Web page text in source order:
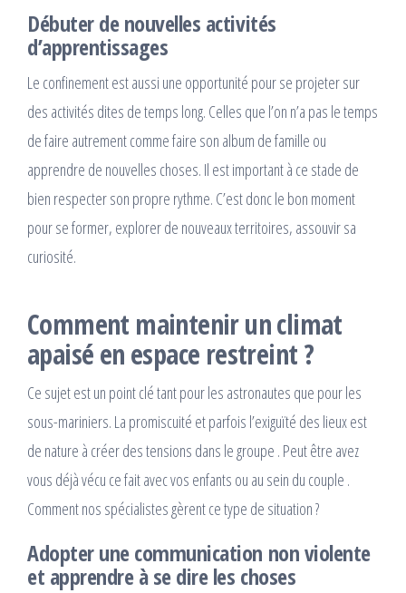
Débuter de nouvelles activités
d’apprentissages
Le confinement est aussi une opportunité pour se projeter sur
des activités dites de temps long. Celles que l’on n’a pas le temps
de faire autrement comme faire son album de famille ou
apprendre de nouvelles choses. Il est important à ce stade de
bien respecter son propre rythme. C’est donc le bon moment
pour se former, explorer de nouveaux territoires, assouvir sa
curiosité.
Comment maintenir un climat
apaisé en espace restreint ?
Ce sujet est un point clé tant pour les astronautes que pour les
sous-mariniers. La promiscuité et parfois l’exiguïté des lieux est
de nature à créer des tensions dans le groupe . Peut être avez
vous déjà vécu ce fait avec vos enfants ou au sein du couple .
Comment nos spécialistes gèrent ce type de situation ?
Adopter une communication non violente
et apprendre à se dire les choses